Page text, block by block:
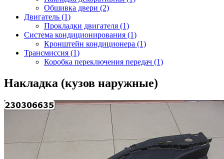
Обшивка двери (2)
Двигатель (1)
Прокладки двигателя (1)
Система кондиционирования (1)
Кронштейн кондиционера (1)
Трансмиссия (1)
Коробка переключения передач (1)
Накладка (кузов наружные)